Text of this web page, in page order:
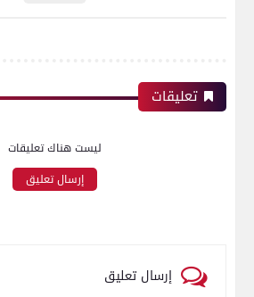
تعليقات
ليست هناك تعليقات
إرسال تعليق
إرسال تعليق